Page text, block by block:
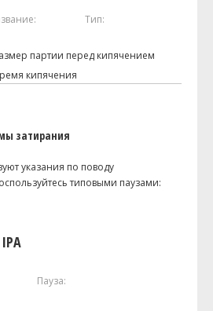
Тип:
партии перед кипячением
кипячения
затирания
указания по поводу
типовыми паузами:
Пауза: